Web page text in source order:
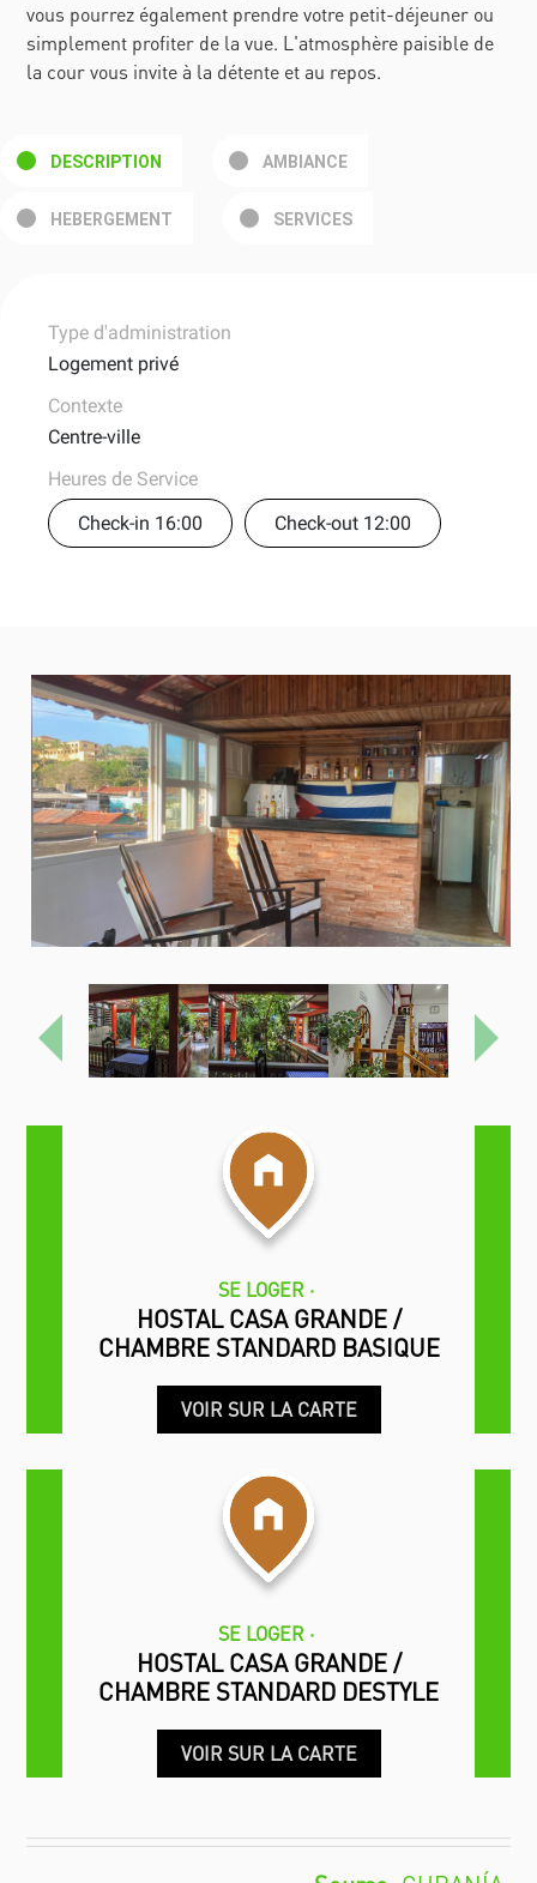
vous pourrez également prendre votre petit-déjeuner ou
simplement profiter de la vue. L'atmosphère paisible de
la cour vous invite à la détente et au repos.
DESCRIPTION AMBIANCE
HEBERGEMENT SERVICES
Type d'administration
Logement privé
Contexte
Centre-ville
Heures de Service
Check-in 16:00
Check-out 12:00
Previous Next
HOSTAL CASA GRANDE /
CHAMBRE STANDARD BASIQUE
SE LOGER
VOIR SUR LA CARTE
HOSTAL CASA GRANDE /
CHAMBRE STANDARD DESTYLE
SE LOGER
VOIR SUR LA CARTE